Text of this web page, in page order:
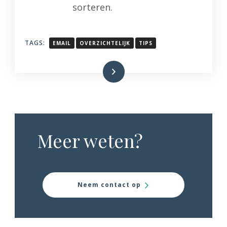
sorteren.
TAGS: EMAIL OVERZICHTELIJK TIPS
Lees meer
Meer weten?
Neem contact op